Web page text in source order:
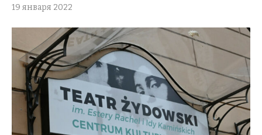
19 января 2022